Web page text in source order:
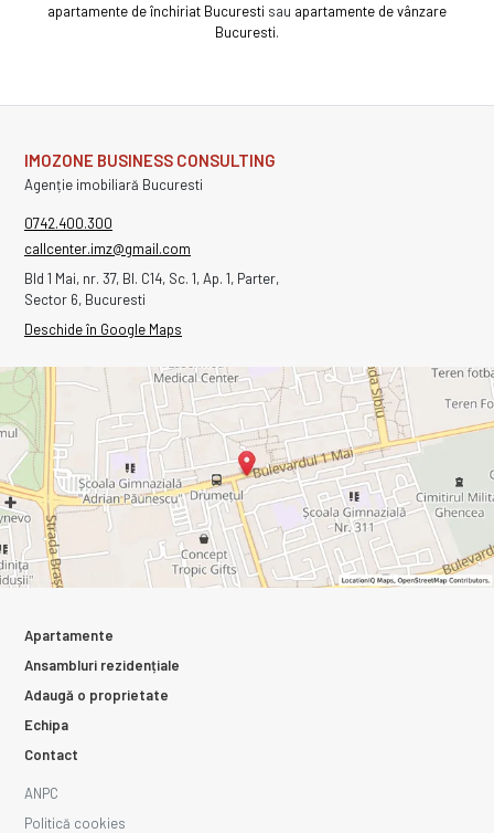
apartamente de închiriat Bucuresti sau apartamente de vânzare
Bucuresti.
IMOZONE BUSINESS CONSULTING
Agenție imobiliară Bucuresti
0742.400.300
callcenter.imz@gmail.com
Bld 1 Mai, nr. 37, Bl. C14, Sc. 1, Ap. 1, Parter,
Sector 6, Bucuresti
Deschide în Google Maps
Apartamente
Ansambluri rezidențiale
Adaugă o proprietate
Echipa
Contact
ANPC
Politică cookies